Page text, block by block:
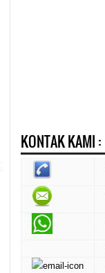
KONTAK KAMI :